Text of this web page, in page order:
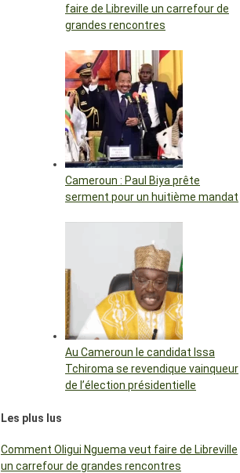
faire de Libreville un carrefour de
grandes rencontres
Cameroun : Paul Biya prête
serment pour un huitième mandat
Au Cameroun le candidat Issa
Tchiroma se revendique vainqueur
de l’élection présidentielle
Les plus lus
Comment Oligui Nguema veut faire de Libreville
un carrefour de grandes rencontres